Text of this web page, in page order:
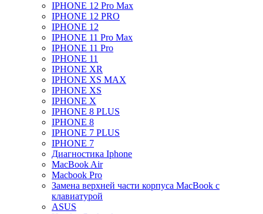
IPHONE 12 Pro Max
IPHONE 12 PRO
IPHONE 12
IPHONE 11 Pro Max
IPHONE 11 Pro
IPHONE 11
IPHONE XR
IPHONE XS MAX
IPHONE XS
IPHONE X
IPHONE 8 PLUS
IPHONE 8
IPHONE 7 PLUS
IPHONE 7
Диагностика Iphone
MacBook Air
Macbook Pro
Замена верхней части корпуса MacBook с
клавиатурой
ASUS